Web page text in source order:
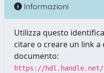
Informazioni
Utilizza questo
citare o creare un link a
documento:
https://hdl.handle.net/